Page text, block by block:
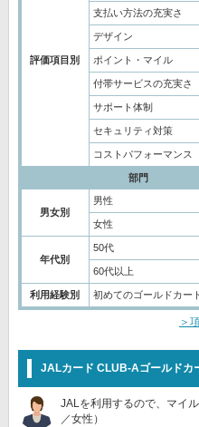
評価項目別
支払い方法の充実さ
デザイン
ポイント・マイル
付帯サービスの充実さ
サポート体制
セキュリティ対策
コストパフォーマンス
部門
男女別
男性
女性
年代別
50代
60代以上
利用経験別 初めてのゴールドカー
＞
JALカード CLUB-Aゴールドカ
JALを利用するので、マイ
／女性）